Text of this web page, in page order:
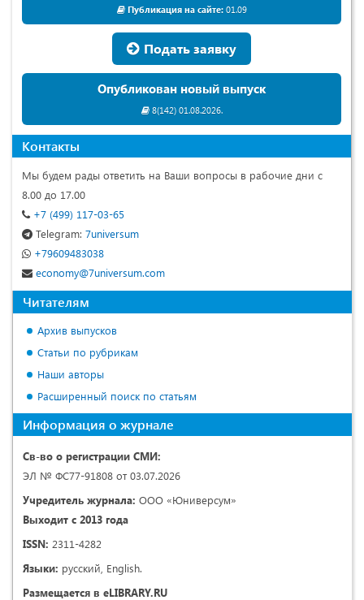
Публикация на сайте:01.09
Подать заявку
Опубликован новый выпуск
8(142) 01.08.2026.
Контакты
Мы будем рады ответить на Ваши вопросы в рабочие дни с
8.00 до 17.00
+7 (499) 117-03-65
Telegram: 7universum
+79609483038
economy@7universum.com
Читателям
Архив выпусков
Статьи по рубрикам
Наши авторы
Расширенный поиск по статьям
Информация о журнале
Св-во о регистрации СМИ:
ЭЛ № ФС77-91808 от 03.07.2026
Учредитель журнала: ООО «Юниверсум»
Выходит с 2013 года
ISSN: 2311-4282
Языки: русский, English.
Размещается в eLIBRARY.RU